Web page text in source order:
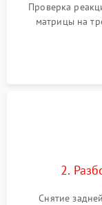
Проверка
матрицы на
подсветки и
источников
2.
Снятие